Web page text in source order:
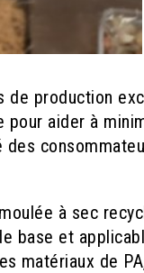
de production
aider à
à sec
base et
matériaux de